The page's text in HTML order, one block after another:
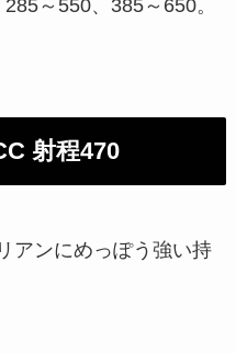
～550、385～650。
射程470
アンにめっぽう強い持